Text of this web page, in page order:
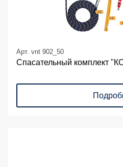
Арт. vnt 902_50
Спасательный комплект